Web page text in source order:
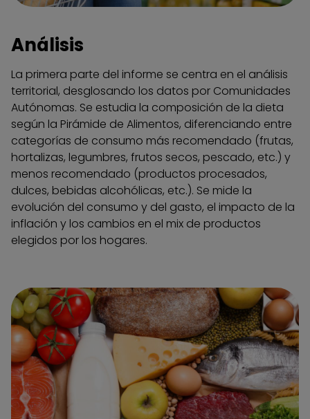
Análisis
La primera parte del informe se centra en el análisis
territorial, desglosando los datos por Comunidades
Autónomas. Se estudia la composición de la dieta
según la Pirámide de Alimentos, diferenciando entre
categorías de consumo más recomendado (frutas,
hortalizas, legumbres, frutos secos, pescado, etc.) y
menos recomendado (productos procesados,
dulces, bebidas alcohólicas, etc.). Se mide la
evolución del consumo y del gasto, el impacto de la
inflación y los cambios en el mix de productos
elegidos por los hogares.